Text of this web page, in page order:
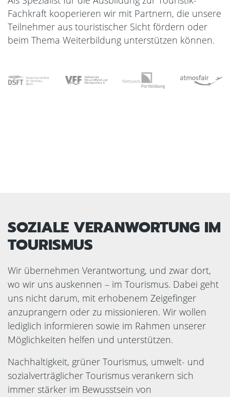
Fachkraft kooperieren wir mit Partnern, die unsere
Teilnehmer aus touristischer Sicht fördern oder
beim Thema Weiterbildung unterstützen können.
SOZIALE VERANWORTUNG IM
TOURISMUS
Wir übernehmen Verantwortung, und zwar dort,
wo wir uns auskennen – im Tourismus. Dabei geht
uns nicht darum, mit erhobenem Zeigefinger
anzuprangern oder zu missionieren. Wir wollen
lediglich informieren sowie im Rahmen unserer
Möglichkeiten helfen und unterstützen.
Nachhaltigkeit, grüner Tourismus, umwelt- und
sozialverträglicher Tourismus verankern sich
immer stärker im Bewusstsein von